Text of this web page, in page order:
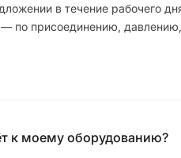
в течение рабочего
по присоединению,
к моему оборудованию?